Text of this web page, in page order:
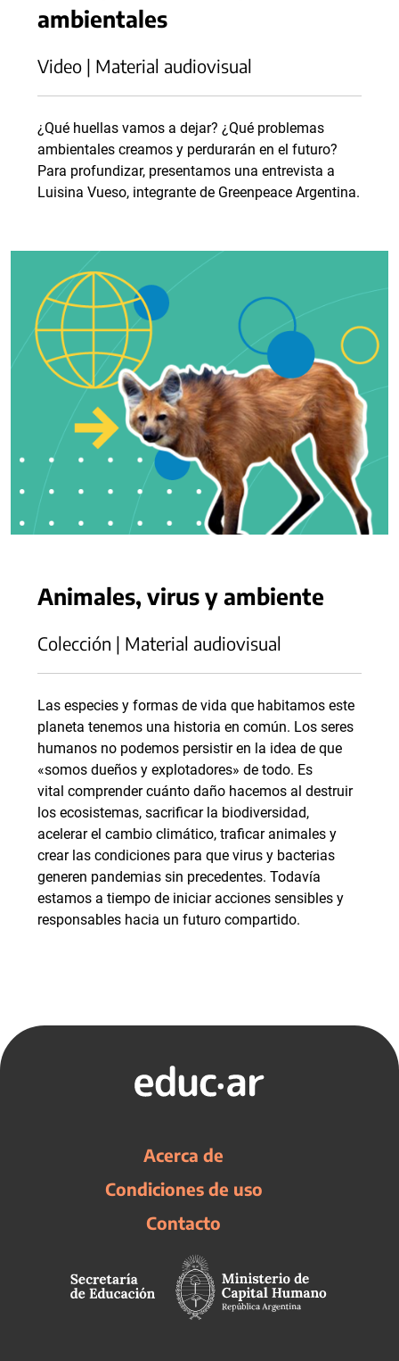
ambientales
Video | Material audiovisual
¿Qué huellas vamos a dejar? ¿Qué problemas
ambientales creamos y perdurarán en el futuro?
Para profundizar, presentamos una entrevista a
Luisina Vueso, integrante de Greenpeace Argentina.
Animales, virus y ambiente
Colección | Material audiovisual
Las especies y formas de vida que habitamos este
planeta tenemos una historia en común. Los seres
humanos no podemos persistir en la idea de que
«somos dueños y explotadores» de todo. Es
vital comprender cuánto daño hacemos al destruir
los ecosistemas, sacrificar la biodiversidad,
acelerar el cambio climático, traficar animales y
crear las condiciones para que virus y bacterias
generen pandemias sin precedentes. Todavía
estamos a tiempo de iniciar acciones sensibles y
responsables hacia un futuro compartido.
Acerca de
Condiciones de uso
Contacto